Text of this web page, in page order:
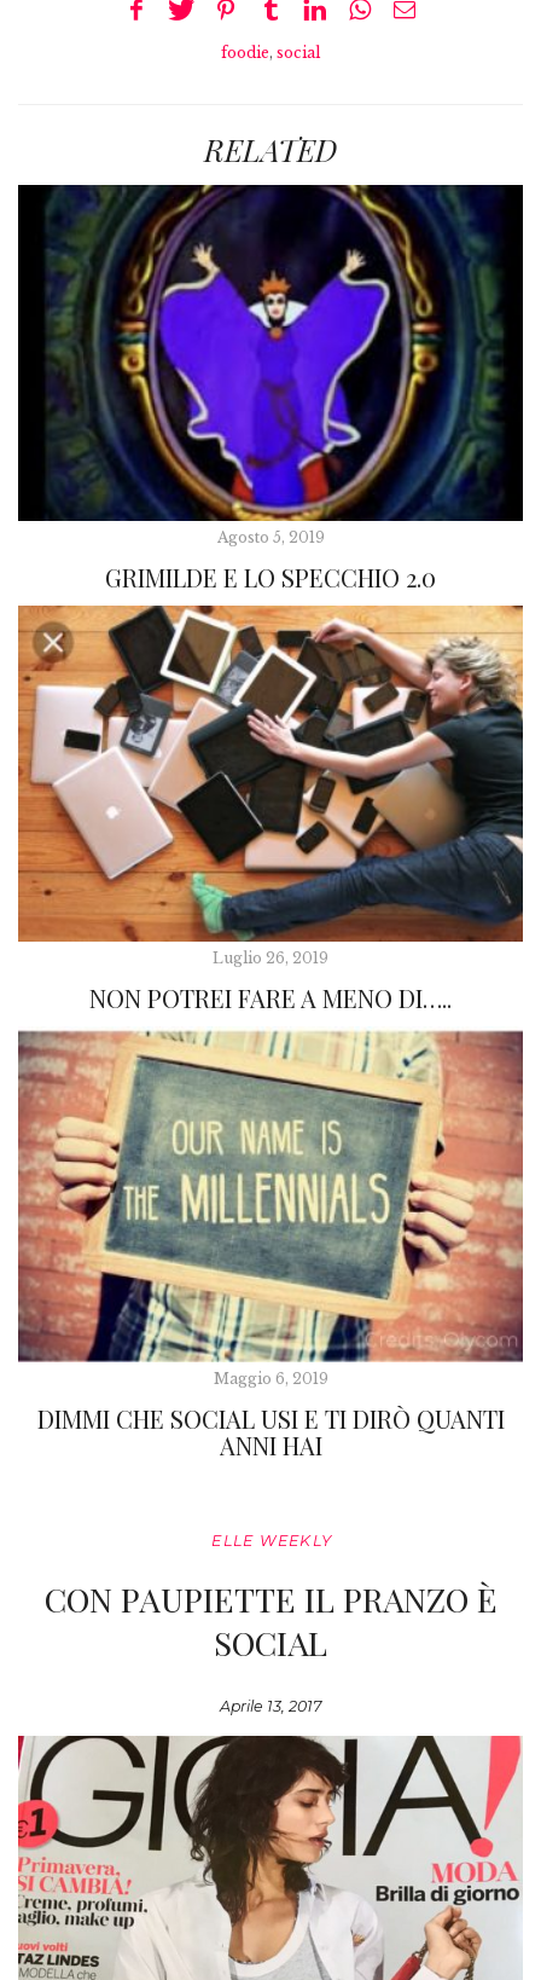
foodie, social
RELATED
Agosto 5, 2019
GRIMILDE E LO SPECCHIO 2.0
Luglio 26, 2019
NON POTREI FARE A MENO DI…..
Maggio 6, 2019
DIMMI CHE SOCIAL USI E TI DIRÒ QUANTI
ANNI HAI
ELLE WEEKLY
CON PAUPIETTE IL PRANZO È
SOCIAL
Aprile 13, 2017